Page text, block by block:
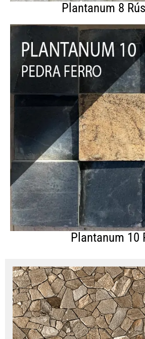
Plantanum 8
Plantanum 10